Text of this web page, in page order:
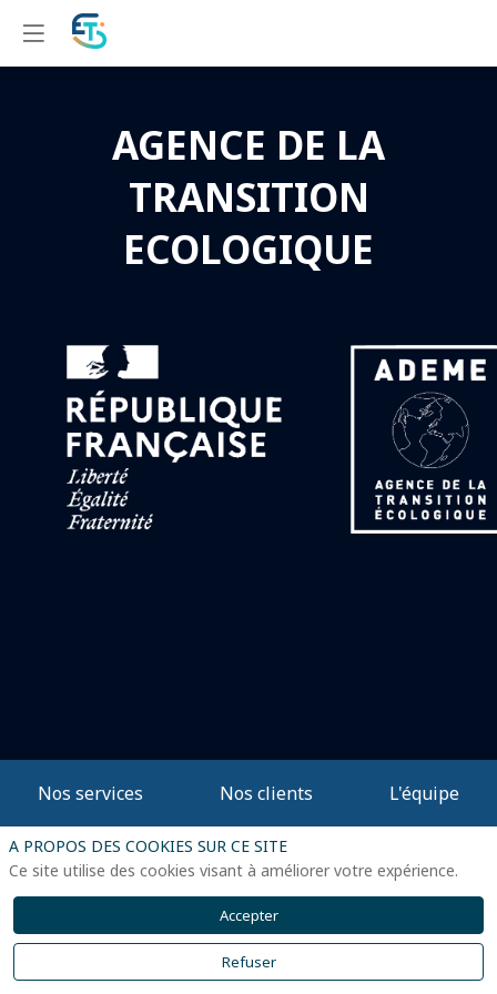
AGENCE DE LA
TRANSITION
ECOLOGIQUE
Nos services Nos clients L'équipe
A PROPOS DES COOKIES SUR CE SITE
Ce site utilise des cookies visant à améliorer votre expérience.
Accepter
Refuser